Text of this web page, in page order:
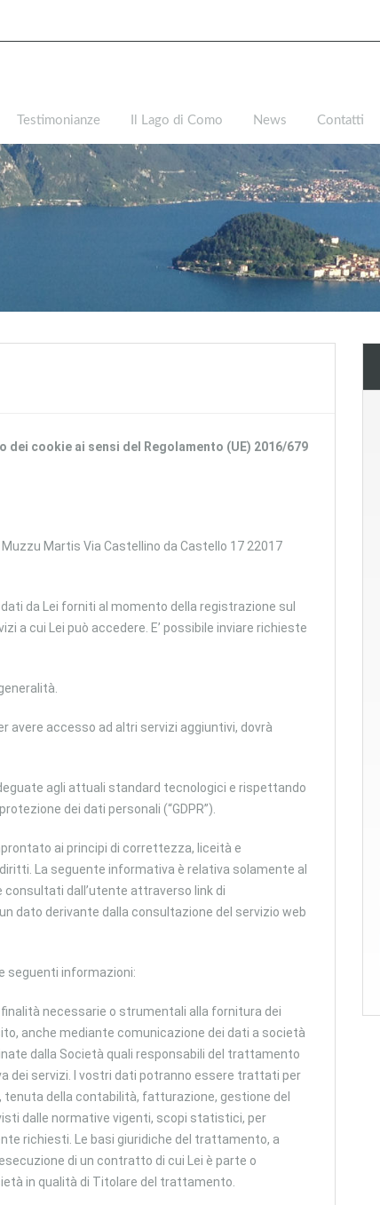
Testimonianze Il Lago di Como News Contatti
cookie ai sensi del Regolamento (UE) 2016/679
Muzzu Martis Via Castellino da Castello 17 22017
da Lei forniti al momento della registrazione sul
a cui Lei può accedere. E’ possibile inviare richieste
avere accesso ad altri servizi aggiuntivi, dovrà
agli attuali standard tecnologici e rispettando
dei dati personali (“GDPR”).
ai principi di correttezza, liceità e
La seguente informativa è relativa solamente al
dall’utente attraverso link di
dato derivante dalla consultazione del servizio web
seguenti informazioni:
necessarie o strumentali alla fornitura dei
anche mediante comunicazione dei dati a società
dalla Società quali responsabili del trattamento
dei servizi. I vostri dati potranno essere trattati per
della contabilità, fatturazione, gestione del
dalle normative vigenti, scopi statistici, per
richiesti. Le basi giuridiche del trattamento, a
di un contratto di cui Lei è parte o
in qualità di Titolare del trattamento.